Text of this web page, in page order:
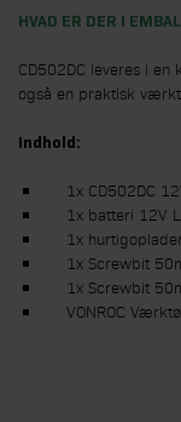
HVAD ER DER I
CD502DC leveres i
også en praktisk
Indhold:
1x CD502DC
1x batteri 12V
1x hurtigoplader
1x Screwbit
1x Screwbit
VONROC